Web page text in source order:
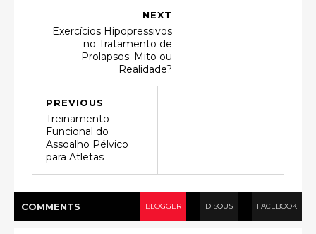
NEXT
Exercícios Hipopressivos
no Tratamento de
Prolapsos: Mito ou
Realidade?
PREVIOUS
Treinamento
Funcional do
Assoalho Pélvico
para Atletas
COMMENTS BLOGGER DISQUS FACEBOOK